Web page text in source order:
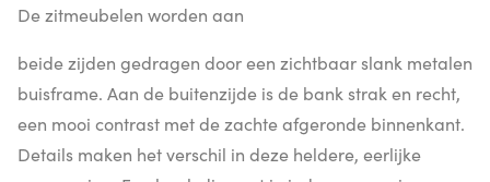
De zitmeubelen worden aan
beide zijden gedragen door een zichtbaar slank metalen
buisframe. Aan de buitenzijde is de bank strak en recht,
een mooi contrast met de zachte afgeronde binnenkant.
Details maken het verschil in deze heldere, eerlijke